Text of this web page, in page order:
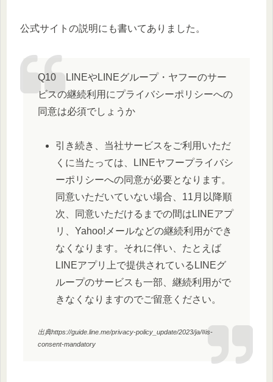
公式サイトの説明にも書いてありました。
Q10 LINEやLINEグループ・ヤフーのサー
ビスの継続利用にプライバシーポリシーへの
同意は必須でしょうか
引き続き、当社サービスをご利用いただ
くに当たっては、LINEヤフープライバシ
ーポリシーへの同意が必要となります。
同意いただいていない場合、11月以降順
次、同意いただけるまでの間はLINEアプ
リ、Yahoo!メールなどの継続利用ができ
なくなります。それに伴い、たとえば
LINEアプリ上で提供されているLINEグ
ループのサービスも一部、継続利用がで
きなくなりますのでご留意ください。
出典https://guide.line.me/privacy-policy_update/2023/ja/#is-
consent-mandatory